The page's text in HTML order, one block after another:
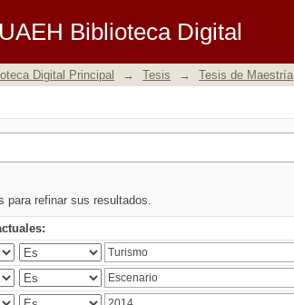
UAEH Biblioteca Digital
Digital Principal → Tesis → Tesis de Maestría
para refinar sus resultados.